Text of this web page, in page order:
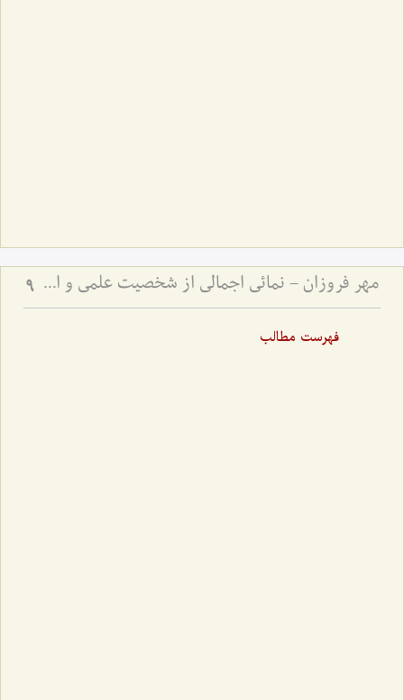
مهر فروزان - نمائی اجمالی از شخصیت علمی و اخلاقی حضرت علامه آیة الله حاج سید محمد حسین حسینی طهرانی 9
فهرست مطالب